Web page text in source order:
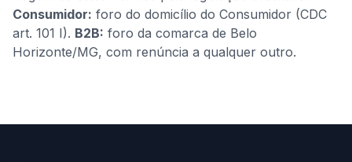
Consumidor: foro do domicílio do Consumidor (CDC
art. 101 I). B2B: foro da comarca de Belo
Horizonte/MG, com renúncia a qualquer outro.